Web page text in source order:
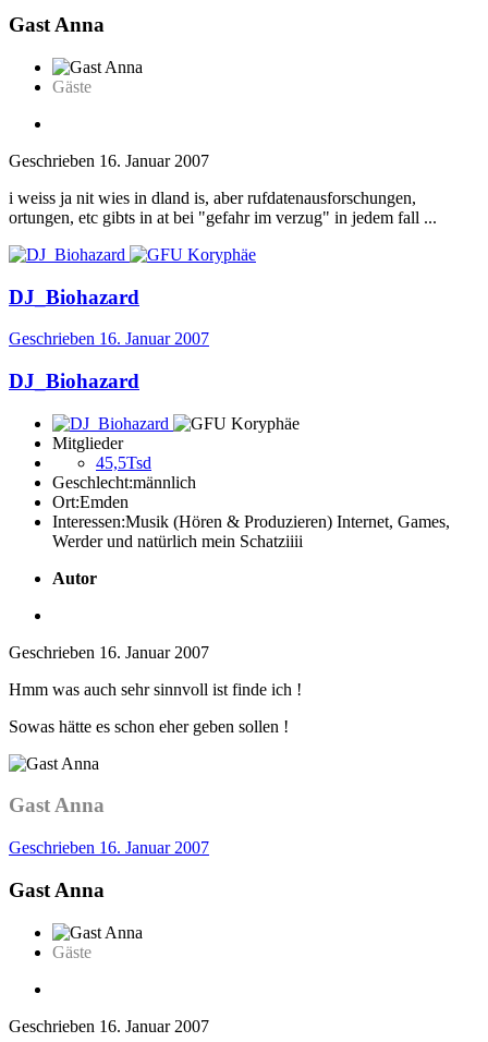
Gast Anna
Gäste
Geschrieben 16. Januar 2007
i weiss ja nit wies in dland is, aber rufdatenausforschungen,
ortungen, etc gibts in at bei "gefahr im verzug" in jedem fall ...
DJ_Biohazard
Geschrieben 16. Januar 2007
DJ_Biohazard
Mitglieder
45,5Tsd
Geschlecht:männlich
Ort:Emden
Interessen:Musik (Hören & Produzieren) Internet, Games,
Werder und natürlich mein Schatziiii
Autor
Geschrieben 16. Januar 2007
Hmm was auch sehr sinnvoll ist finde ich !
Sowas hätte es schon eher geben sollen !
Gast Anna
Geschrieben 16. Januar 2007
Gast Anna
Gäste
Geschrieben 16. Januar 2007